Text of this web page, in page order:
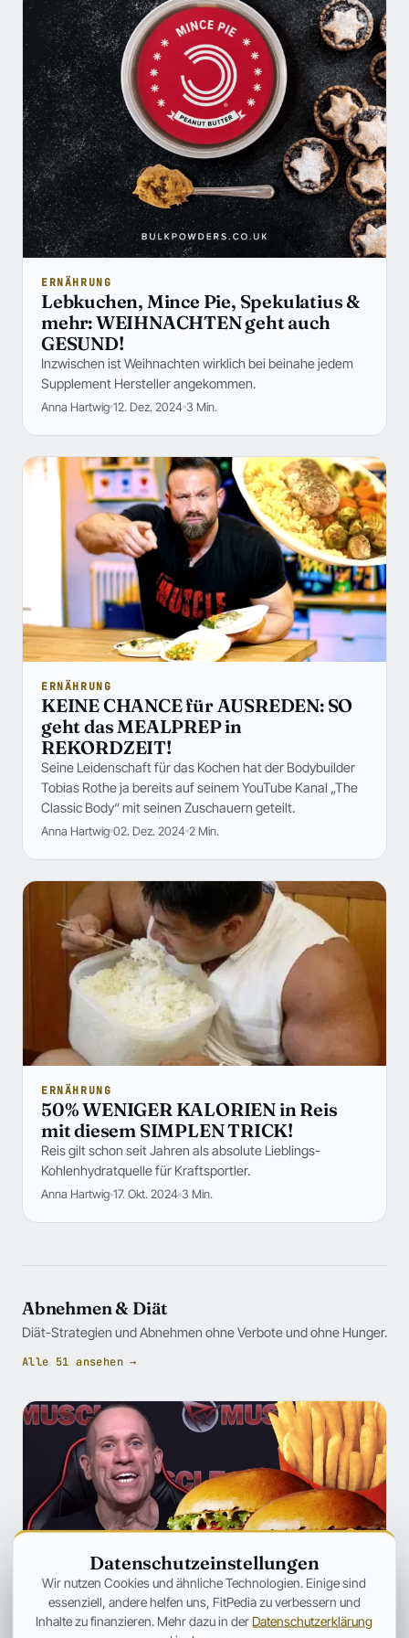
ERNÄHRUNG
Lebkuchen, Mince Pie, Spekulatius &
mehr: WEIHNACHTEN geht auch
GESUND!
Inzwischen ist Weihnachten wirklich bei beinahe jedem
Supplement Hersteller angekommen.
Anna Hartwig 12. Dez. 2024 3 Min.
ERNÄHRUNG
KEINE CHANCE für AUSREDEN: SO
geht das MEALPREP in
REKORDZEIT!
Seine Leidenschaft für das Kochen hat der Bodybuilder
Tobias Rothe ja bereits auf seinem YouTube Kanal „The
Classic Body“ mit seinen Zuschauern geteilt.
Anna Hartwig 02. Dez. 2024 2 Min.
ERNÄHRUNG
50% WENIGER KALORIEN in Reis
mit diesem SIMPLEN TRICK!
Reis gilt schon seit Jahren als absolute Lieblings-
Kohlenhydratquelle für Kraftsportler.
Anna Hartwig 17. Okt. 2024 3 Min.
Abnehmen & Diät
Diät-Strategien und Abnehmen ohne Verbote und ohne Hunger.
Alle 51 ansehen →
ERNÄHRUNG
Datenschutzeinstellungen
Wir nutzen Cookies und ähnliche Technologien. Einige sind
essenziell, andere helfen uns, FitPedia zu verbessern und
Inhalte zu finanzieren. Mehr dazu in der Datenschutzerklärung